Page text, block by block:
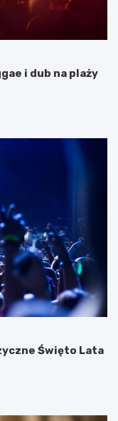
i dub na plaży
Święto Lata